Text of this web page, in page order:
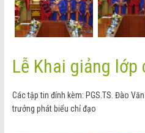
Lễ Khai giảng lớp
Các tập tin đính kèm: PGS.TS. Đào
trưởng phát biểu chỉ đạo